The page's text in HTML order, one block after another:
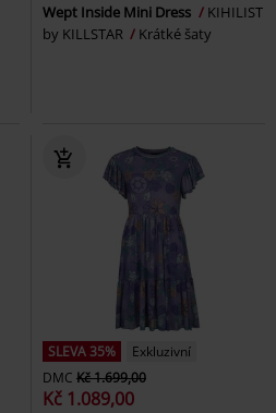
Wept Inside Mini Dress
KIHILIST
by KILLSTAR
Krátké šaty
SLEVA 35%
Exkluzivní
DMC Kč 1.699,00
Kč 1.089,00